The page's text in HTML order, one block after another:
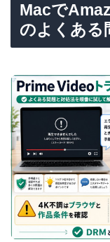
Macで
のよくある